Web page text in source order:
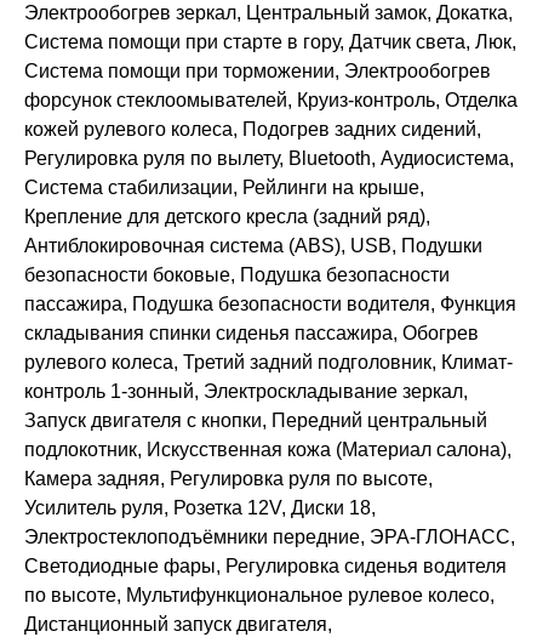
Электрообогрев зеркал, Центральный замок, Докатка,
Система помощи при старте в гору, Датчик света, Люк,
Система помощи при торможении, Электрообогрев
форсунок стеклоомывателей, Круиз-контроль, Отделка
кожей рулевого колеса, Подогрев задних сидений,
Регулировка руля по вылету, Bluetooth, Аудиосистема,
Система стабилизации, Рейлинги на крыше,
Крепление для детского кресла (задний ряд),
Антиблокировочная система (ABS), USB, Подушки
безопасности боковые, Подушка безопасности
пассажира, Подушка безопасности водителя, Функция
складывания спинки сиденья пассажира, Обогрев
рулевого колеса, Третий задний подголовник, Климат-
контроль 1-зонный, Электроскладывание зеркал,
Запуск двигателя с кнопки, Передний центральный
подлокотник, Искусственная кожа (Материал салона),
Камера задняя, Регулировка руля по высоте,
Усилитель руля, Розетка 12V, Диски 18,
Электростеклоподъёмники передние, ЭРА-ГЛОНАСС,
Светодиодные фары, Регулировка сиденья водителя
по высоте, Мультифункциональное рулевое колесо,
Дистанционный запуск двигателя,